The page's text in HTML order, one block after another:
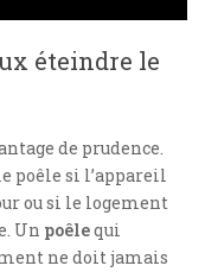
éteindre le
de prudence.
poêle si l’appareil
ou si le logement
Un poêlequi
ne doit jamais